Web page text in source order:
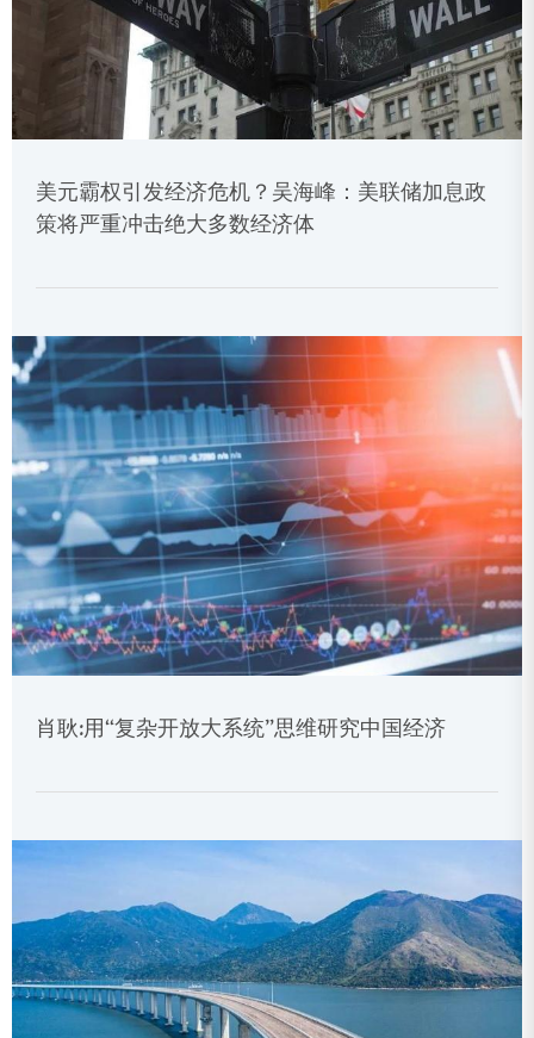
美元霸权引发经济危机？吴海峰：美联储加息政
策将严重冲击绝大多数经济体
肖耿:用“复杂开放大系统”思维研究中国经济